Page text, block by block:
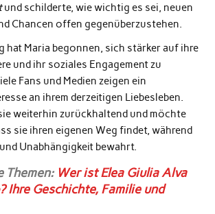
und schilderte, wie wichtig es sei, neuen
Chancen offen gegenüberzustehen.
hat Maria begonnen, sich stärker auf ihre
und ihr soziales Engagement zu
Fans und Medien zeigen ein
an ihrem derzeitigen Liebesleben.
weiterhin zurückhaltend und möchte
sie ihren eigenen Weg findet, während
Unabhängigkeit bewahrt.
Themen: Wer ist Elea Giulia Alva
Ihre Geschichte, Familie und